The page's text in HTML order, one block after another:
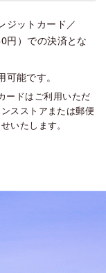
ジットカード／
円）での決済とな
能です。
ードはご利用いただ
スストアまたは郵便
いたします。